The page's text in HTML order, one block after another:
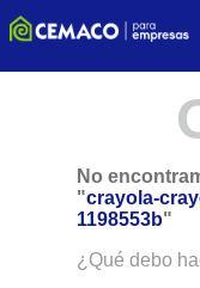
No
"crayola-
1198553b"
¿Qué debo